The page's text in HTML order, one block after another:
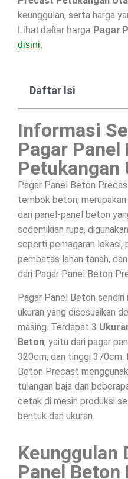
keunggulan, serta harga
Lihat daftar harga Pagar
disini.
Daftar Isi
Informasi
Pagar
Petukangan
Pagar Panel Beton
tembok beton,
dari panel-panel beton
sedemikian rupa,
seperti pemagaran lokasi,
pembatas lahan tanah,
dari Pagar Panel Beton
Pagar Panel Beton
ukuran yang disesuaikan
masing. Terdapat 3
Beton, yaitu dari pagar
320cm, dan tinggi 370cm.
Beton Precast
tulangan baja dan
cetak di mesin produksi
bentuk dan ukuran.
Keunggulan
Panel Beton